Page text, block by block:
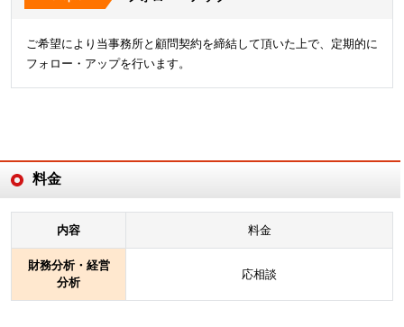
ご希望により当事務所と顧問契約を締結して頂いた上で、定期的に
フォロー・アップを行います。
料金
内容 料金
財務分析・経営
分析
応相談